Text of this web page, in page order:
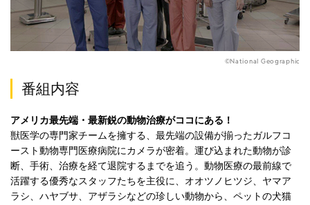
©National Geographic
番組内容
アメリカ最先端・最新鋭の動物治療がココにある！
獣医学の専門家チームを擁する、最先端の設備が揃ったガルフコ
ースト動物専門医療病院にカメラが密着。運び込まれた動物が診
断、手術、治療を経て退院するまでを追う。動物医療の最前線で
活躍する優秀なスタッフたちを主役に、オオツノヒツジ、ヤマア
ラシ、ハヤブサ、アザラシなどの珍しい動物から、ペットの犬猫